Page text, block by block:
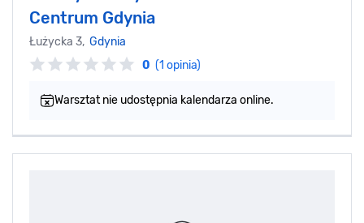
Centrum Gdynia
Łużycka 3, Gdynia
0 (1 opinia)
Warsztat nie udostępnia kalendarza online.